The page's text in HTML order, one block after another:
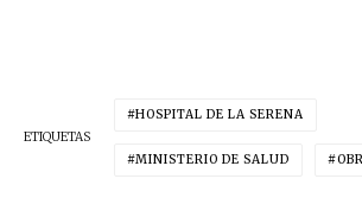
ETIQUETAS
HOSPITAL DE LA SERENA
MINISTERIO DE SALUD